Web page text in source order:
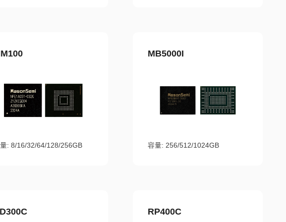
: 8/16/32/64/128/256GB
MB5000I
容量: 256/512/1024GB
RP400C